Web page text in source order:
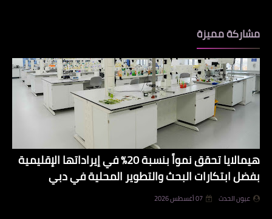
مشاركة مميزة
هيمالايا تحقق نمواً بنسبة 20% في إيراداتها الإقليمية
بفضل ابتكارات البحث والتطوير المحلية في دبي
عيون الحدث 07 أغسطس 2026